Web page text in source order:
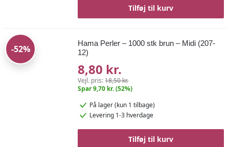
Tilføj til kurv
-52%
Hama Perler – 1000 stk brun – Midi (207-
12)
8,80 kr.
Vejl. pris:18,50 kr.
Spar 9,70 kr. (52%)
På lager(kun 1 tilbage)
Levering 1-3 hverdage
Tilføj til kurv